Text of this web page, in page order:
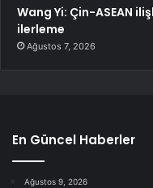
Wang Yi: Çin-ASEAN
ilerleme
Ağustos 7, 2026
En Güncel Haberler
Ağustos 9, 2026